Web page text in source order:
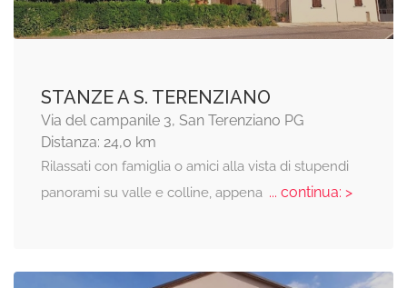
STANZE A S. TERENZIANO
Via del campanile 3, San Terenziano PG
Distanza: 24,0 km
Rilassati con famiglia o amici alla vista di stupendi
panorami su valle e colline, appena ... continua: >